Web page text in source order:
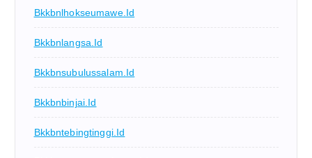
Bkkbnlhokseumawe.id
Bkkbnlangsa.id
Bkkbnsubulussalam.id
Bkkbnbinjai.id
Bkkbntebingtinggi.id